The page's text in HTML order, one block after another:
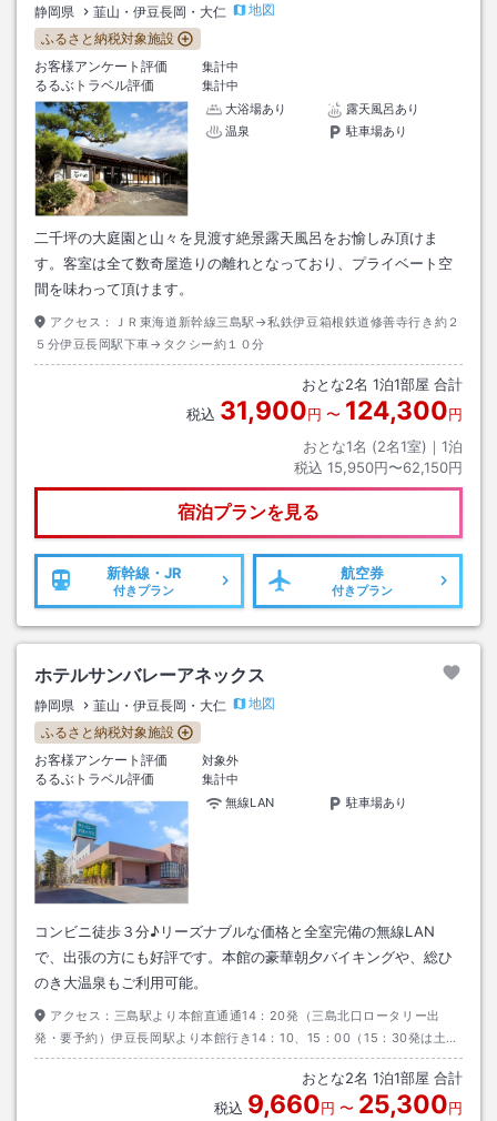
静岡県 韮山・伊豆長岡・大仁
地図
ふるさと納税対象施設
お客様アンケート評価
集計中
るるぶトラベル評価
集計中
大浴場あり
露天風呂あり
温泉
駐車場あり
二千坪の大庭園と山々を見渡す絶景露天風呂をお愉しみ頂けま
す。客室は全て数奇屋造りの離れとなっており、プライベート空
間を味わって頂けます。
アクセス：
ＪＲ東海道新幹線三島駅→私鉄伊豆箱根鉄道修善寺行き約２
５分伊豆長岡駅下車→タクシー約１０分
おとな2名 1泊1部屋 合計
税込 31,900円 〜 124,300円
おとな1名 (2名1室)｜ 1泊
税込 15,950円〜62,150円
宿泊プランを見る
新幹線・JR
付きプラン
航空券
付きプラン
ホテルサンバレーアネックス
静岡県 韮山・伊豆長岡・大仁
地図
ふるさと納税対象施設
お客様アンケート評価
対象外
るるぶトラベル評価
集計中
無線LAN
駐車場あり
コンビニ徒歩３分♪リーズナブルな価格と全室完備の無線LAN
で、出張の方にも好評です。本館の豪華朝夕バイキングや、総ひ
のき大温泉もご利用可能。
アクセス： 三島駅より本館直通通14：20発（三島北口ロータリー出
発・要予約）伊豆長岡駅より本館行き14：10、15：00（15：30発は土曜
のみ）（予約不要）上記時間以外タクシー又は路線バスをご利用頂いてお
おとな2名 1泊1部屋 合計
税込 9,660円 〜 25,300円